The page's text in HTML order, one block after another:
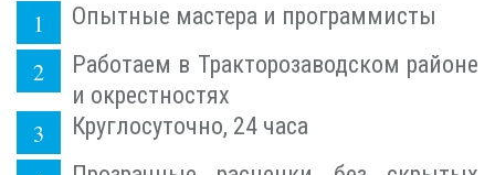
Опытные мастера и программисты
Работаем в Тракторозаводском районе
и окрестностях
Круглосуточно, 24 часа